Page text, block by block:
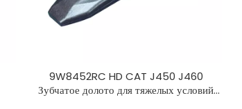
9W8452RC HD CAT J450 J460
Зубчатое долото для тяжелых условий